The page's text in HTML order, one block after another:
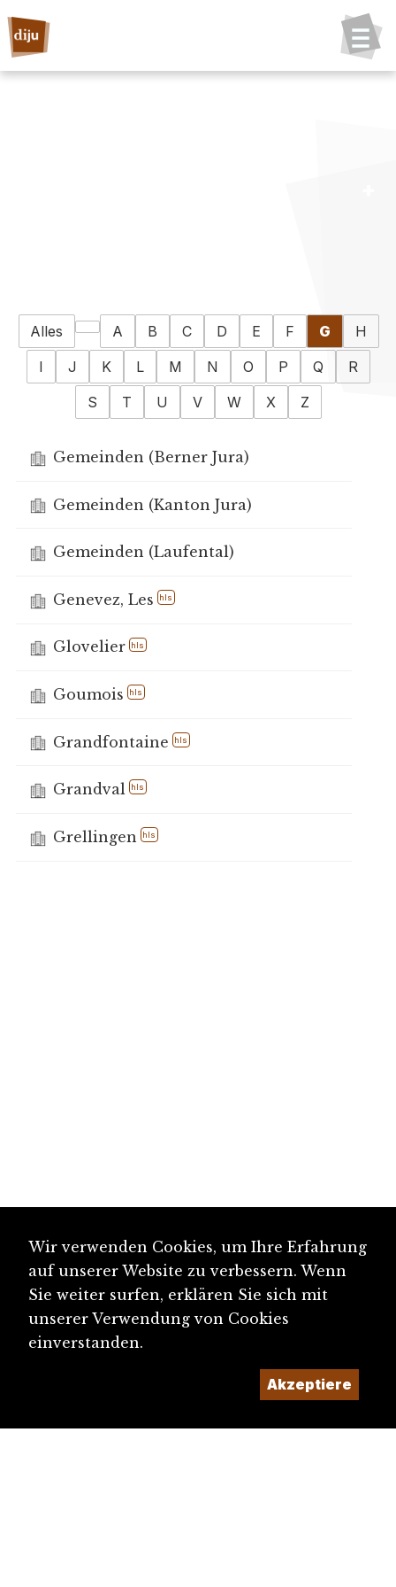
Alles A B C D E F G
H
I
J K L M N O P Q
R
S
T U V W X Z
Gemeinden (Berner Jura)
Gemeinden (Kanton Jura)
Gemeinden (Laufental)
Genevez, Les hls
Glovelier hls
Goumois hls
Grandfontaine hls
Grandval hls
Grellingen hls
Wir verwenden Cookies, um Ihre Erfahrung
auf unserer Website zu verbessern. Wenn
Sie weiter surfen, erklären Sie sich mit
unserer Verwendung von Cookies
einverstanden.
Akzeptiere